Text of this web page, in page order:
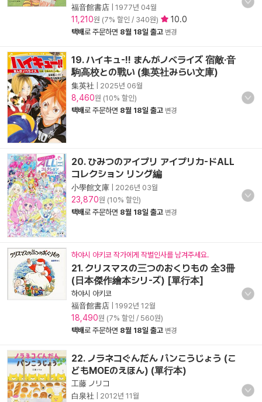
福音館書店
1977년 04월
11,210원 (7% 할인 / 340원) 10.0
택배로 주문하면 8월 18일 출고 변경
19. ハイキュ-!! まんがノベライズ 宿敵·音
駒高校との戰い (集英社みらい文庫)
集英社 2025년 06월
8,460원 (10% 할인)
택배로 주문하면 8월 18일 출고 변경
20. ひみつのアイプリ アイプリカ-ドALL
コレクション リング編
小學館文庫 2026년 03월
23,870원 (10% 할인)
택배로 주문하면 8월 18일 출고 변경
하야시 아키코 작가에게 작별인사를 남겨주세요.
21. クリスマスの三つのおくりもの 全3冊
(日本傑作繪本シリ-ズ) [單行本]
하야시 아키코
福音館書店
1992년 12월
18,490원 (7% 할인 / 560원)
택배로 주문하면 8월 18일 출고 변경
22. ノラネコぐんだん パンこうじょう (こ
どもMOEのえほん) (單行本)
工藤 ノリコ
白泉社
2012년 11월